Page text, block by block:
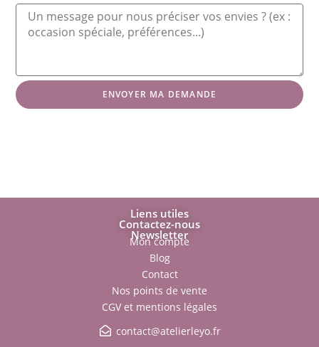
ENVOYER MA DEMANDE
Liens utiles
Contactez-nous
Newsletter
Mon compte
Blog
Contact
Nos points de vente
CGV et mentions légales
contact@atelierleyo.fr